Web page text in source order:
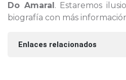
Do Amaral. Estaremos
biografía con más
Enlaces relacionados